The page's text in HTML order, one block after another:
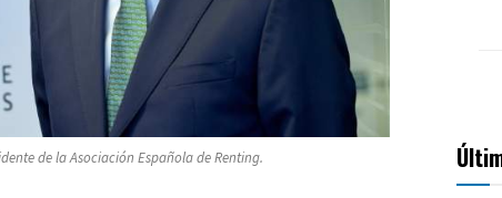
de la Asociación Española de Renting.